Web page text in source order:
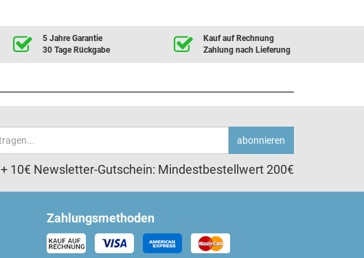
5 Jahre Garantie
30 Tage Rückgabe
Kauf auf Rechnung
Zahlung nach Lieferung
abonnieren
+ 10€ Newsletter-Gutschein: Mindestbestellwert 200€
Zahlungsmethoden